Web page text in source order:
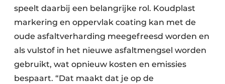
speelt daarbij een belangrijke rol. Koudplast
markering en oppervlak coating kan met de
oude asfaltverharding meegefreesd worden en
als vulstof in het nieuwe asfaltmengsel worden
gebruikt, wat opnieuw kosten en emissies
bespaart. “Dat maakt dat je op de